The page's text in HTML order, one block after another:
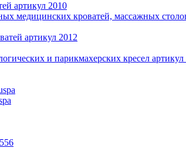
артикул 2010
медицинских кроватей, массажных
артикул 2012
и парикмахерских кресел артикул